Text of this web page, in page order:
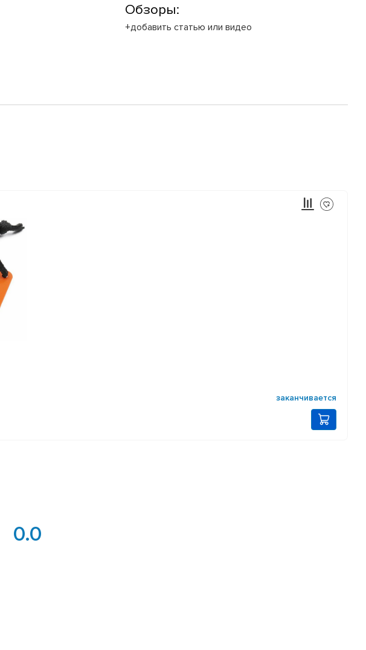
Обзоры:
+добавить статью или видео
заканчивается
0.0